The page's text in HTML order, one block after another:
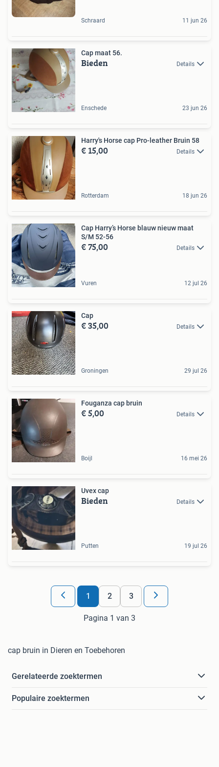
Schraard 11 jun 26
Cap maat 56.
Bieden Details
Enschede 23 jun 26
Harry's Horse cap Pro-leather Bruin 58
€ 15,00 Details
Rotterdam 18 jun 26
Cap Harry’s Horse blauw nieuw maat
S/M 52-56
€ 75,00 Details
Vuren 12 jul 26
Cap
€ 35,00 Details
Groningen 29 jul 26
Fouganza cap bruin
€ 5,00 Details
Boijl 16 mei 26
Uvex cap
Bieden Details
Putten 19 jul 26
1 2 3
Pagina 1 van 3
cap bruin in Dieren en Toebehoren
Gerelateerde zoektermen
Populaire zoektermen